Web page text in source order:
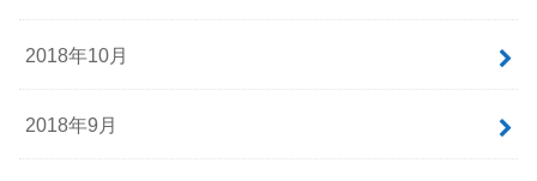
2018年10月
2018年9月